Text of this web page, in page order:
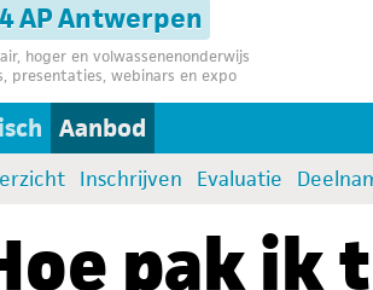
AP Antwerpen
hoger en volwassenenonderwijs
presentaties, webinars en expo
Aanbod
Inschrijven Evaluatie
pak ik